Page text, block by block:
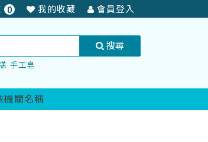
0 項
商
我的收藏 會員登入
搜尋
手工皂
機關名稱